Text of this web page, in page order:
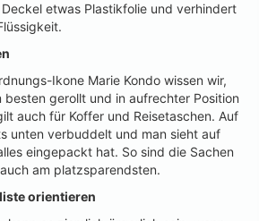
etwas Plastikfolie und verhindert
Ikone Marie Kondo wissen wir,
besten gerollt und in aufrechter Position
auch für Koffer und Reisetaschen. Auf
unten verbuddelt und man sieht auf
eingepackt hat. So sind die Sachen
am platzsparendsten.
orientieren